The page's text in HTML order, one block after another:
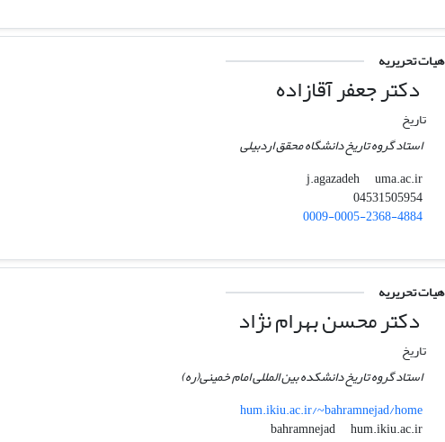
هیات تحریریه
دکتر جعفر آقازاده
تاریخ
استاد گروه تاریخ دانشگاه محقق اردبیلی
uma.ac.ir
0009-0005-2368-4884
هیات تحریریه
دکتر محسن بهرام نژاد
تاریخ
استاد گروه تاریخ دانشکده بین المللی امام خمینی(ره)
hum.ikiu.ac.ir/~bahramnejad/home
hum.ikiu.ac.ir